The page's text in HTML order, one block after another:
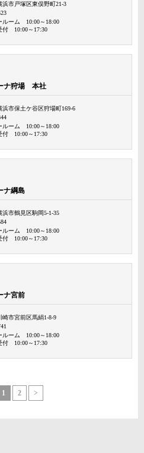
浜市戸塚区東俣野町21-3
ルーム 10:00～18:00
付 10:00～17:30
ナ狩場 本社
浜市保土ケ谷区狩場町169-6
ルーム 10:00～18:00
付 10:00～17:30
ナ綱島
浜市鶴見区駒岡5-1-35
ルーム 10:00～18:00
付 10:00～17:30
ナ宮前
崎市宮前区馬絹1-8-9
ルーム 10:00～18:00
付 10:00～17:30
1 2 >